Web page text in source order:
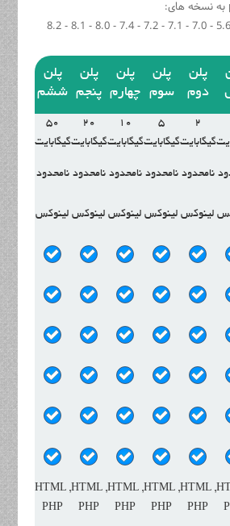
پلن
دوم
پلن
سوم
پلن
چهارم
پلن
پنجم
پلن
ششم
2
گیگابایت
5
گیگابایت
10
گیگابایت
20
گیگابایت
50
گیگابایت
نامحدود نامحدود نامحدود نامحدود نامحدود
لینوکس لینوکس لینوکس لینوکس لینوکس
HTML ,
PHP
HTML ,
PHP
HTML ,
PHP
HTML ,
PHP
HTML ,
PHP